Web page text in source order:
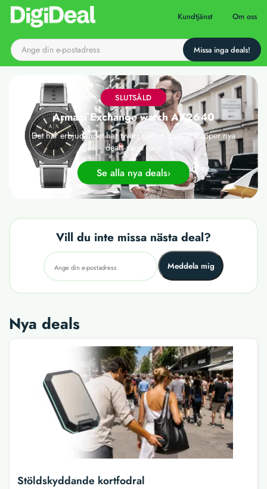
Till startsidan Kundtjänst Om oss
SLUTSÅLD
Armani Exchange watch AX2640
Det här erbjudandet har tyvärr gått ut, men vi släpper nya
deals varje dag!
Se alla nya deals
Vill du inte missa nästa deal?
Meddela mig
Nya deals
Stöldskyddande kortfodral